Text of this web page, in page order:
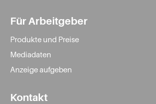
Für Arbeitgeber
Produkte und Preise
Mediadaten
Anzeige aufgeben
Kontakt